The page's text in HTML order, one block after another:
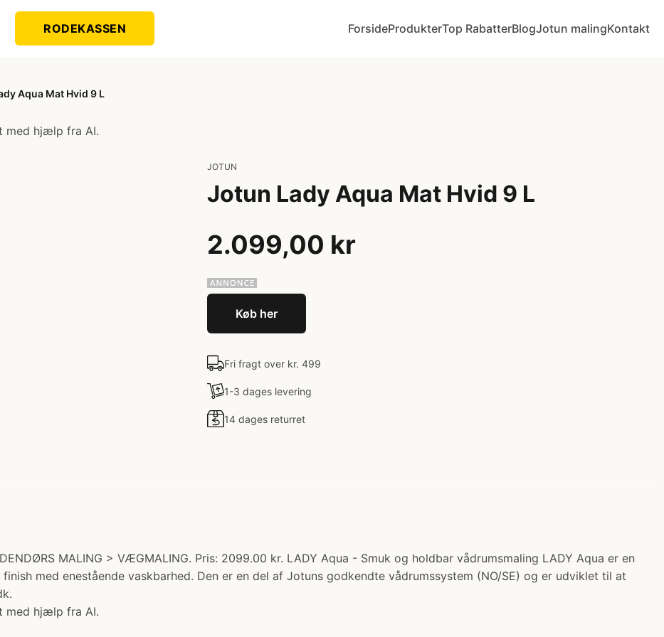
RODEKASSEN ForsideProdukterTop RabatterBlogJotun malingKontakt
Aqua Mat Hvid 9 L
med hjælp fra AI.
JOTUN
Jotun Lady Aqua Mat Hvid 9 L
2.099,00 kr
Køb her
Fri fragt over kr. 499
1-3 dages levering
14 dages returret
MALING > VÆGMALING. Pris: 2099.00 kr. LADY Aqua - Smuk og holdbar vådrumsmaling LADY Aqua er en
med enestående vaskbarhed. Den er en del af Jotuns godkendte vådrumssystem (NO/SE) og er udviklet til at
med hjælp fra AI.